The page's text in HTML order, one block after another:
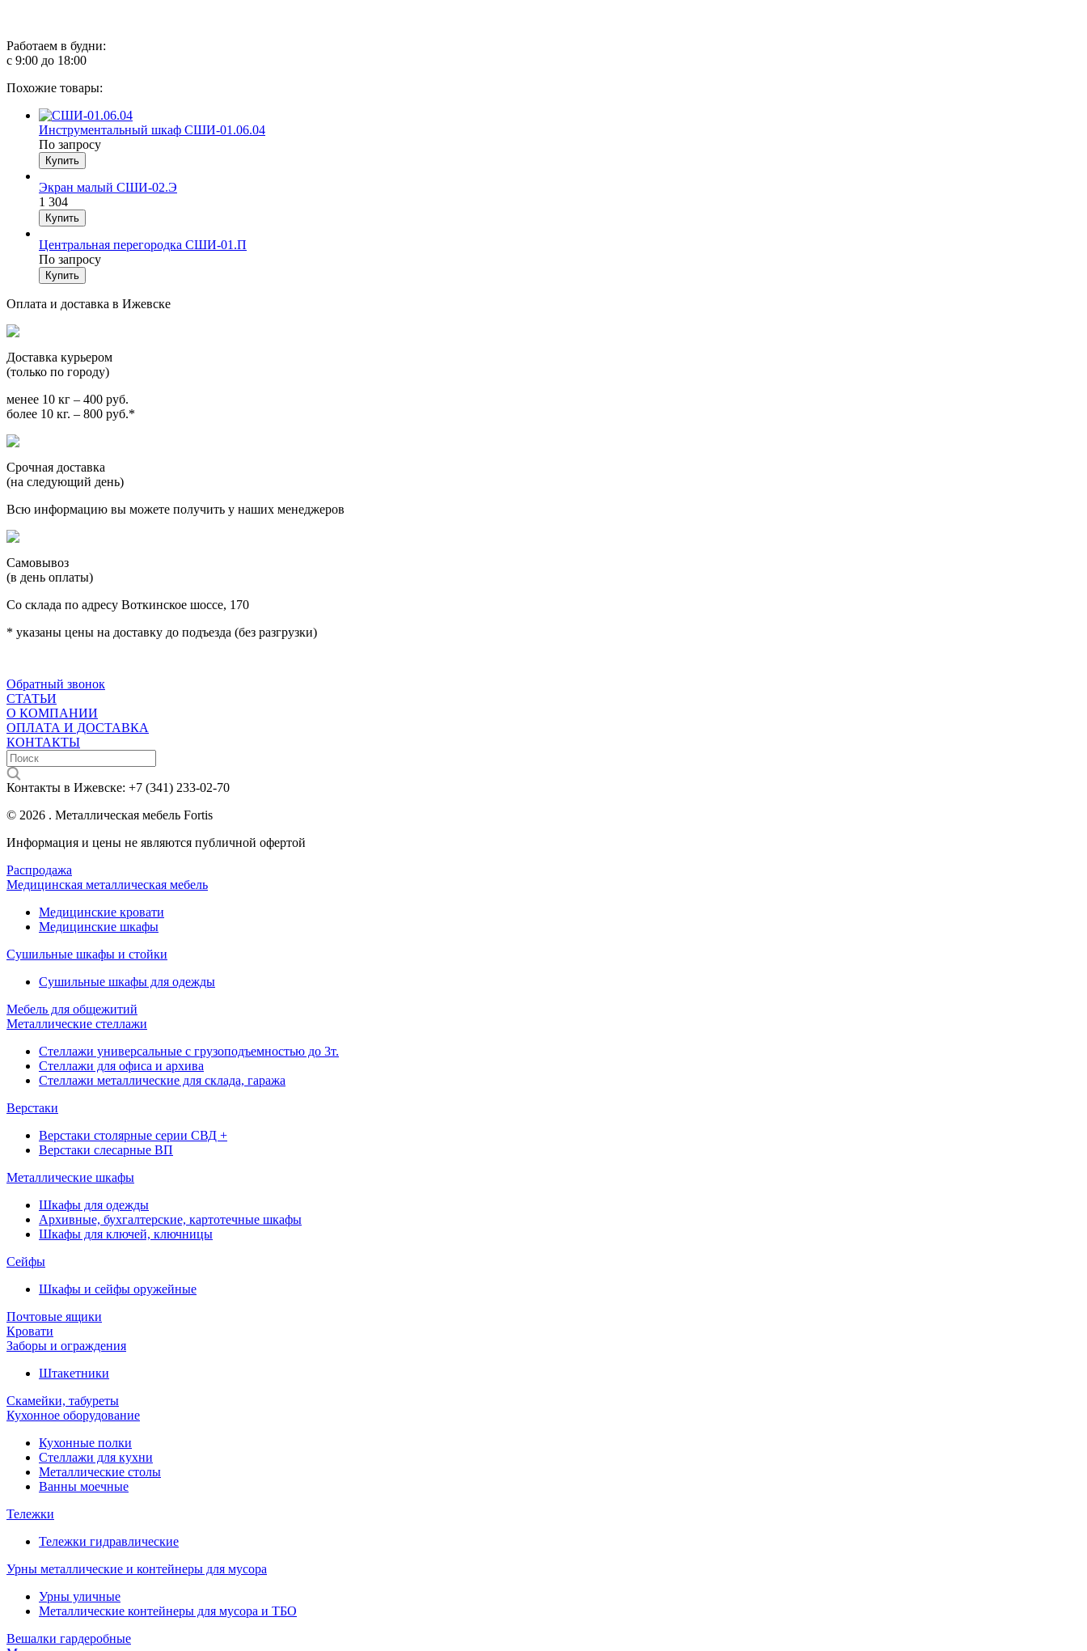
Работаем в будни:
с 9:00 до 18:00
Похожие товары:
Инструментальный шкаф СШИ-01.06.04
По запросу
Экран малый СШИ-02.Э
1 304
Центральная перегородка СШИ-01.П
По запросу
Оплата и доставка в Ижевске
Доставка курьером
(только по городу)
менее 10 кг – 400 руб.
более 10 кг. – 800 руб.*
Срочная доставка
(на следующий день)
Всю информацию вы можете получить у наших менеджеров
Самовывоз
(в день оплаты)
Со склада по адресу Воткинское шоссе, 170
* указаны цены на доставку до подъезда (без разгрузки)
Обратный звонок
СТАТЬИ
О КОМПАНИИ
ОПЛАТА И ДОСТАВКА
КОНТАКТЫ
Контакты в Ижевске: +7 (341) 233-02-70
© 2026 . Металлическая мебель Fortis
Информация и цены не являются публичной офертой
Распродажа
Медицинская металлическая мебель
Медицинские кровати
Медицинские шкафы
Сушильные шкафы и стойки
Сушильные шкафы для одежды
Мебель для общежитий
Металлические стеллажи
Стеллажи универсальные с грузоподъемностью до 3т.
Стеллажи для офиса и архива
Стеллажи металлические для склада, гаража
Верстаки
Верстаки столярные серии СВД +
Верстаки слесарные ВП
Металлические шкафы
Шкафы для одежды
Архивные, бухгалтерские, картотечные шкафы
Шкафы для ключей, ключницы
Сейфы
Шкафы и сейфы оружейные
Почтовые ящики
Кровати
Заборы и ограждения
Штакетники
Скамейки, табуреты
Кухонное оборудование
Кухонные полки
Стеллажи для кухни
Металлические столы
Ванны моечные
Тележки
Тележки гидравлические
Урны металлические и контейнеры для мусора
Урны уличные
Металлические контейнеры для мусора и ТБО
Вешалки гардеробные